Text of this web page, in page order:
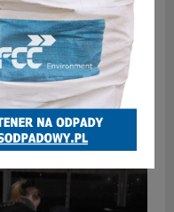
odzieży teraz
kwietnia o godz. 14.00
w Imię Zasad